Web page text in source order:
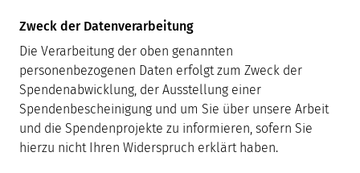
Zweck der Datenverarbeitung
Die Verarbeitung der oben genannten
personenbezogenen Daten erfolgt zum Zweck der
Spendenabwicklung, der Ausstellung einer
Spendenbescheinigung und um Sie über unsere Arbeit
und die Spendenprojekte zu informieren, sofern Sie
hierzu nicht Ihren Widerspruch erklärt haben.